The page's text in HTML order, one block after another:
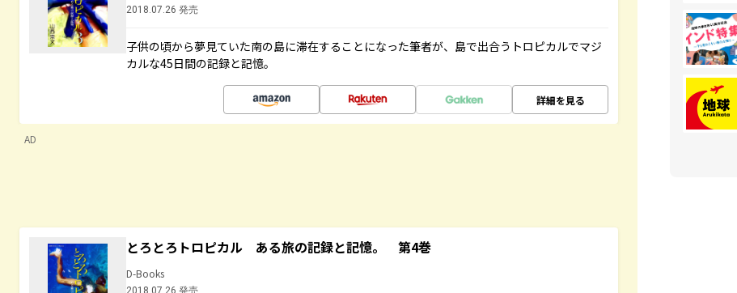
2018.07.26 発売
子供の頃から夢見ていた南の島に滞在することになった筆者が、島で出合うトロピカルでマジ
カルな45日間の記録と記憶。
詳細を見る
AD
とろとろトロピカル ある旅の記録と記憶。 第4巻
D-Books
2018.07.26 発売